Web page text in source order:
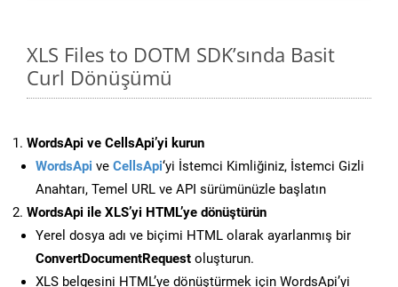
XLS Files to DOTM SDK’sında Basit
Curl Dönüşümü
WordsApi ve CellsApi’yi kurun
WordsApi ve CellsApi‘yi İstemci Kimliğiniz, İstemci Gizli
Anahtarı, Temel URL ve API sürümünüzle başlatın
WordsApi ile XLS’yi HTML’ye dönüştürün
Yerel dosya adı ve biçimi HTML olarak ayarlanmış bir
ConvertDocumentRequest oluşturun.
XLS belgesini HTML’ye dönüştürmek için WordsApi’yi